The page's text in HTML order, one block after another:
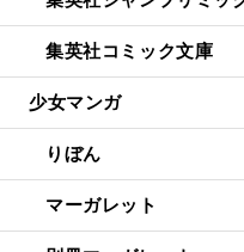
集英社コミック文庫
少女マンガ
りぼん
マーガレット